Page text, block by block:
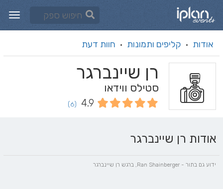
אודות · קליפים ותמונות · חוות דעת
רן שיינברגר
סטילס ווידאו
4.9
(6)
אודות רן שיינברגר
ידוע גם בתור - Ran Shainberger, ברגש רן שיינברגר